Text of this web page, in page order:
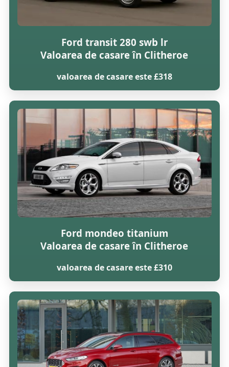
Ford transit 280 swb lr
Valoarea de casare în Clitheroe
valoarea de casare este £318
Ford mondeo titanium
Valoarea de casare în Clitheroe
valoarea de casare este £310